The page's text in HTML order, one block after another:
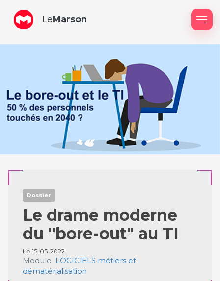
LeMarson
Dossier
Le drame moderne
du "bore-out" au TI
Le 15-05-2022
Module LOGICIELS métiers et
dématérialisation